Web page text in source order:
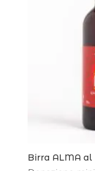
Birra ALMA al